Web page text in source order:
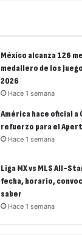
México alcanza 126
medallero de los
2026
Hace 1 semana
América hace oficial a
refuerzo para el
Hace 1 semana
Liga MX vs MLS All-
fecha, horario,
saber
Hace 1 semana